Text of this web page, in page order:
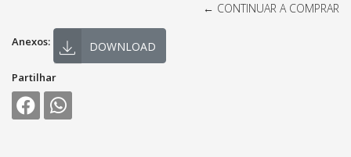
← CONTINUAR A COMPRAR
Anexos: DOWNLOAD
Partilhar